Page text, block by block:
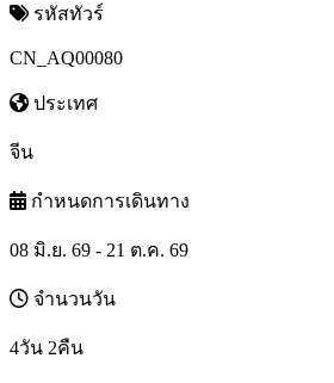
รหัสทัวร์
CN_AQ00080
ประเทศ
จีน
กำหนดการเดินทาง
08 มิ.ย. 69 - 21 ต.ค. 69
จำนวนวัน
4วัน 2คืน